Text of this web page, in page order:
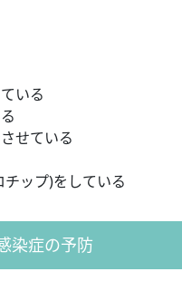
いる
せている
ップ)をしている
染症の予防